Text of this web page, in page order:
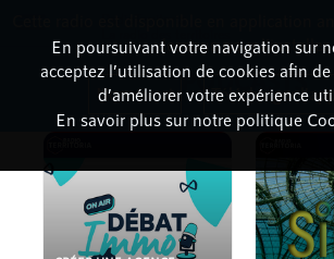
PODCASTS
En poursuivant votre navigation sur
acceptez l’utilisation de cookies afin
d’améliorer votre expérience
En savoir plus sur notre politique
dessous pour l'installer.
Non merci Télécharger